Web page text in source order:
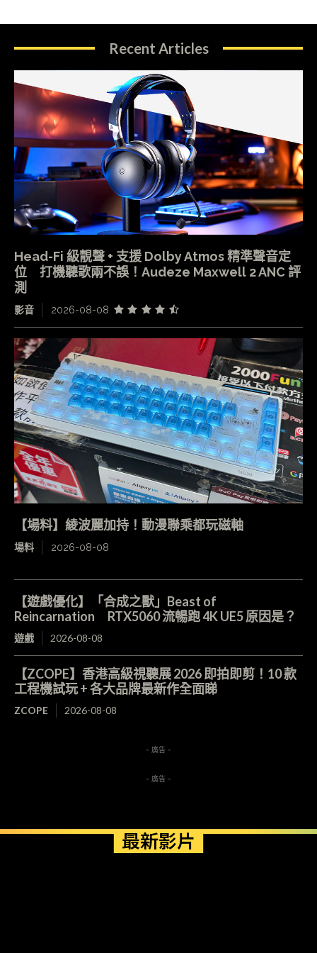
Recent Articles
Head-Fi 級靚聲 + 支援 Dolby Atmos 精準聲音定
位 打機聽歌兩不誤！Audeze Maxwell 2 ANC 評
測
影音 2026-08-08
【場料】綾波麗加持！動漫聯乘都玩磁軸
場料 2026-08-08
【遊戲優化】「合成之獸」Beast of
Reincarnation RTX5060 流暢跑 4K UE5 原因是？
遊戲 2026-08-08
【ZCOPE】香港高級視聽展 2026 即拍即剪！10 款
工程機試玩 + 各大品牌最新作全面睇
ZCOPE 2026-08-08
- 廣告 -
- 廣告 -
最新影片